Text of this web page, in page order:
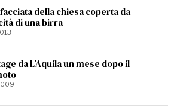
della chiesa coperta da
di una birra
da L’Aquila un mese dopo il